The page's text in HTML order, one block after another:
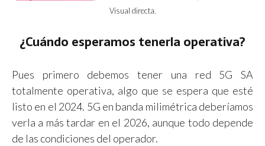
Visual directa.
¿Cuándo esperamos tenerla operativa?
Pues primero debemos tener una red 5G SA
totalmente operativa, algo que se espera que esté
listo en el 2024. 5G en banda milimétrica deberíamos
verla a más tardar en el 2026, aunque todo depende
de las condiciones del operador.